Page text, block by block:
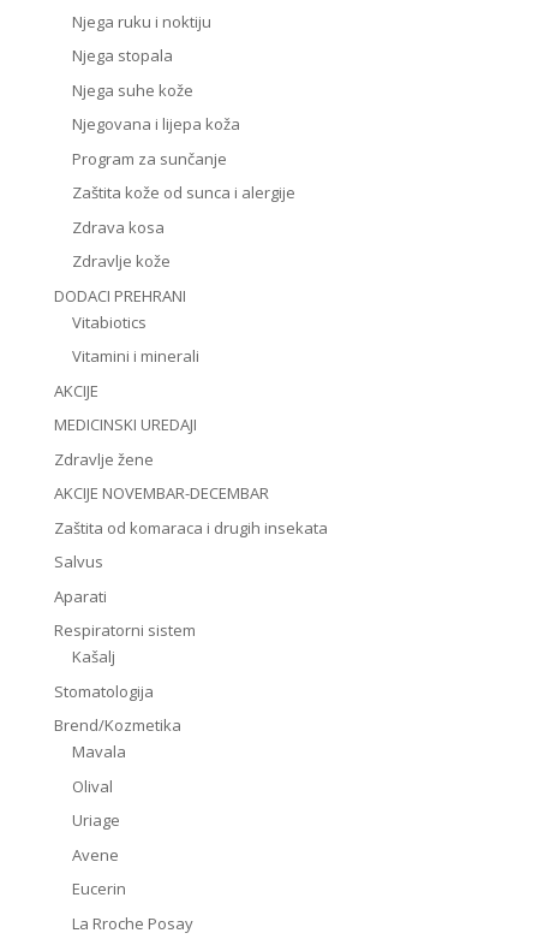
Njega ruku i noktiju
Njega stopala
Njega suhe kože
Njegovana i lijepa koža
Program za sunčanje
Zaštita kože od sunca i alergije
Zdrava kosa
Zdravlje kože
DODACI PREHRANI
Vitabiotics
Vitamini i minerali
AKCIJE
MEDICINSKI UREDAJI
Zdravlje žene
AKCIJE NOVEMBAR-DECEMBAR
Zaštita od komaraca i drugih insekata
Salvus
Aparati
Respiratorni sistem
Kašalj
Stomatologija
Brend/Kozmetika
Mavala
Olival
Uriage
Avene
Eucerin
La Rroche Posay